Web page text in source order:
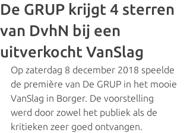
De GRUP krijgt 4 sterren
van DvhN bij een
uitverkocht VanSlag
Op zaterdag 8 december 2018 speelde
de première van De GRUP in het mooie
VanSlag in Borger. De voorstelling
werd door zowel het publiek als de
kritieken zeer goed ontvangen.